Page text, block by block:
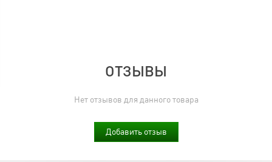
ОТЗЫВЫ
Нет отзывов для данного товара
Добавить отзыв